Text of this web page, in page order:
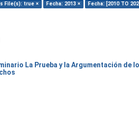
File(s): true × Fecha: 2013 × Fecha: [2010 TO
La Prueba y la Argumentación de